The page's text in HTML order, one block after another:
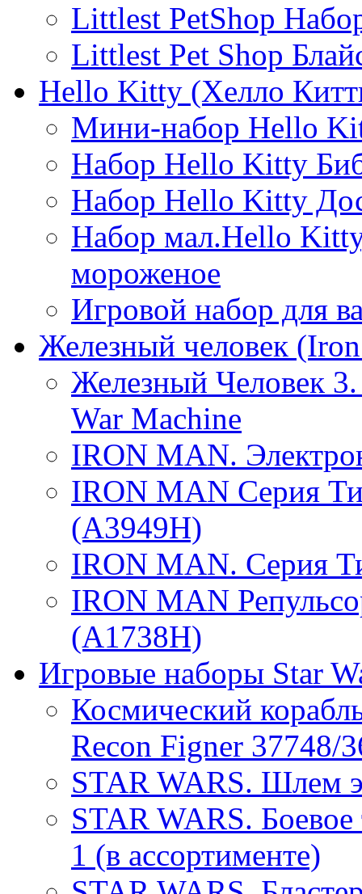
Littlest PetShop
Littlest Pet Shop
Hello Kitty (Хелло
Мини-набор Hello
Набор Hello Kitty
Набор Hello Kitty
Набор мал.Hello
мороженое
Игровой набор для
Железный человек
Железный Человек
War Machine
IRON MAN.
IRON MAN Серия
(A3949H)
IRON MAN. Серия
IRON MAN
(A1738H)
Игровые наборы Star
Космический
Recon Figner 37748/
STAR WARS. Шлем
STAR WARS. Боевое
1 (в ассортименте)